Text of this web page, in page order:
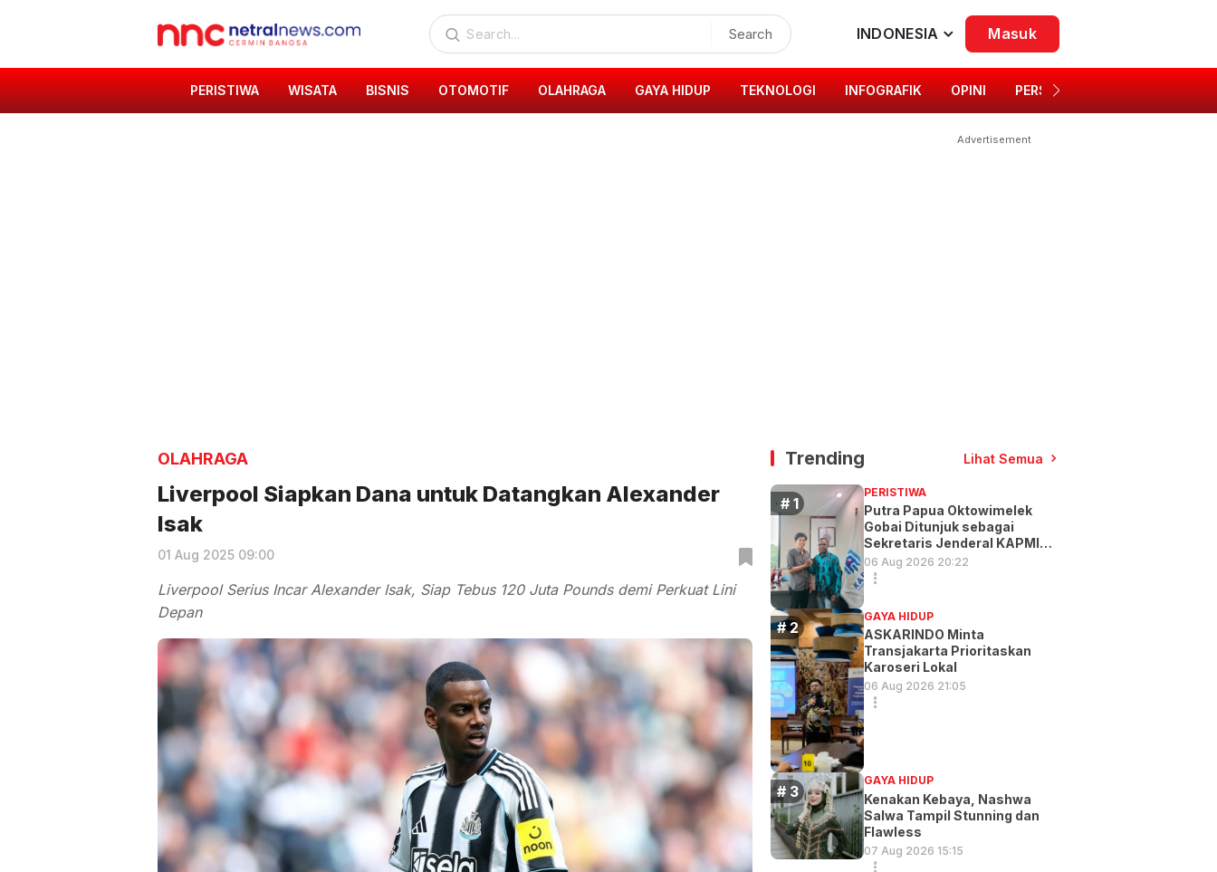
Search INDONESIA Masuk
PERISTIWA WISATA BISNIS OTOMOTIF OLAHRAGA GAYA HIDUP TEKNOLOGI INFOGRAFIK OPINI PERSONA
Advertisement
OLAHRAGA
Liverpool Siapkan Dana untuk Datangkan Alexander
Isak
01 Aug 2025 09:00
Liverpool Serius Incar Alexander Isak, Siap Tebus 120 Juta Pounds demi Perkuat Lini
Depan
Trending Lihat Semua
PERISTIWA
Putra Papua Oktowimelek
Gobai Ditunjuk sebagai
Sekretaris Jenderal KAPMI
PT
06 Aug 2026 20:22
GAYA HIDUP
ASKARINDO Minta
Transjakarta Prioritaskan
Karoseri Lokal
06 Aug 2026 21:05
GAYA HIDUP
Kenakan Kebaya, Nashwa
Salwa Tampil Stunning dan
Flawless
07 Aug 2026 15:15